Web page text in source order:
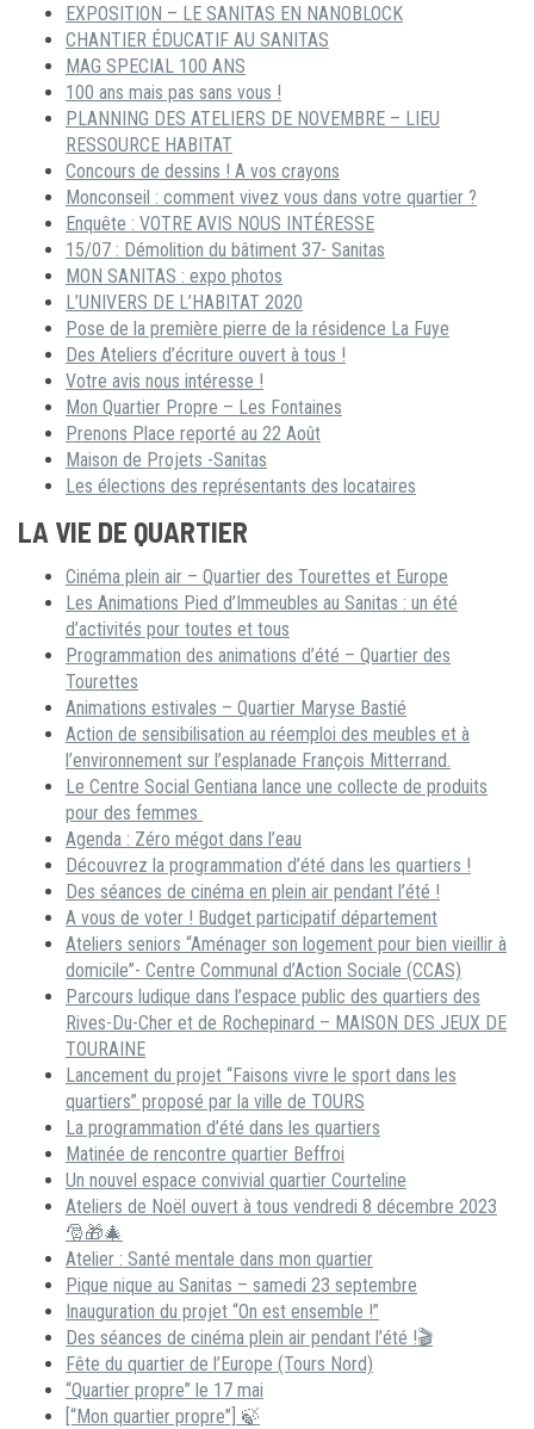
EXPOSITION – LE SANITAS EN NANOBLOCK
CHANTIER ÉDUCATIF AU SANITAS
MAG SPECIAL 100 ANS
100 ans mais pas sans vous !
PLANNING DES ATELIERS DE NOVEMBRE – LIEU
RESSOURCE HABITAT
Concours de dessins ! A vos crayons
Monconseil : comment vivez vous dans votre quartier ?
Enquête : VOTRE AVIS NOUS INTÉRESSE
15/07 : Démolition du bâtiment 37- Sanitas
MON SANITAS : expo photos
L’UNIVERS DE L’HABITAT 2020
Pose de la première pierre de la résidence La Fuye
Des Ateliers d’écriture ouvert à tous !
Votre avis nous intéresse !
Mon Quartier Propre – Les Fontaines
Prenons Place reporté au 22 Août
Maison de Projets -Sanitas
Les élections des représentants des locataires
LA VIE DE QUARTIER
Cinéma plein air – Quartier des Tourettes et Europe
Les Animations Pied d’Immeubles au Sanitas : un été
d’activités pour toutes et tous
Programmation des animations d’été – Quartier des
Tourettes
Animations estivales – Quartier Maryse Bastié
Action de sensibilisation au réemploi des meubles et à
l’environnement sur l’esplanade François Mitterrand.
Le Centre Social Gentiana lance une collecte de produits
pour des femmes
Agenda : Zéro mégot dans l’eau
Découvrez la programmation d’été dans les quartiers !
Des séances de cinéma en plein air pendant l’été !
A vous de voter ! Budget participatif département
Ateliers seniors “Aménager son logement pour bien vieillir à
domicile”- Centre Communal d’Action Sociale (CCAS)
Parcours ludique dans l’espace public des quartiers des
Rives-Du-Cher et de Rochepinard – MAISON DES JEUX DE
TOURAINE
Lancement du projet “Faisons vivre le sport dans les
quartiers” proposé par la ville de TOURS
La programmation d’été dans les quartiers
Matinée de rencontre quartier Beffroi
Un nouvel espace convivial quartier Courteline
Ateliers de Noël ouvert à tous vendredi 8 décembre 2023
🎅🎁🎄
Atelier : Santé mentale dans mon quartier
Pique nique au Sanitas – samedi 23 septembre
Inauguration du projet “On est ensemble !”
Des séances de cinéma plein air pendant l’été !🎬
Fête du quartier de l’Europe (Tours Nord)
“Quartier propre” le 17 mai
[“Mon quartier propre”] 🍃